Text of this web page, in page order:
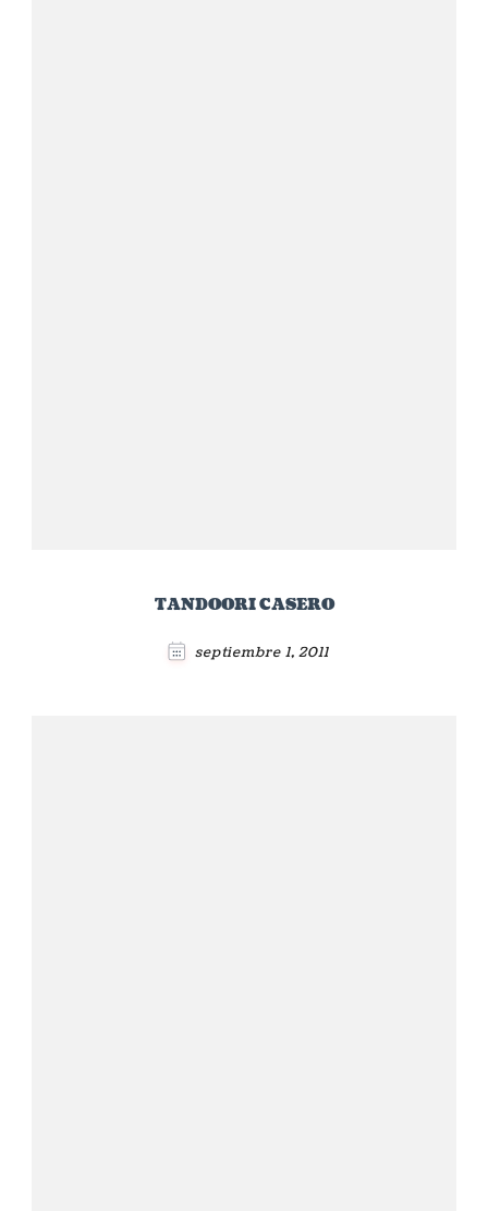
TANDOORI CASERO
septiembre 1, 2011